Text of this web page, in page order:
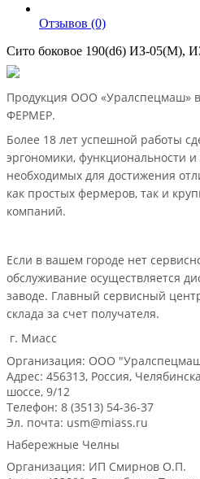
Отзывов (0)
Сито боковое 190(d6) ИЗ-05(М),
Продукция ООО «Уралспецмаш»
ФЕРМЕР.
Более 18 лет успешной работы
эргономики, функциональности и
необходимых для достижения
как простых фермеров, так и
компаний.
Если в вашем городе нет
обслуживание осуществляется
заводе. Главный сервисный
склада за счет получателя.
г. Миасс
Организация: ООО
Адрес: 456313, Россия,
шоссе, 9/12
Телефон: 8 (3513) 54-36-37
Эл. почта: usm@miass.ru
Набережные Челны
Организация: ИП Смирнов О.П.